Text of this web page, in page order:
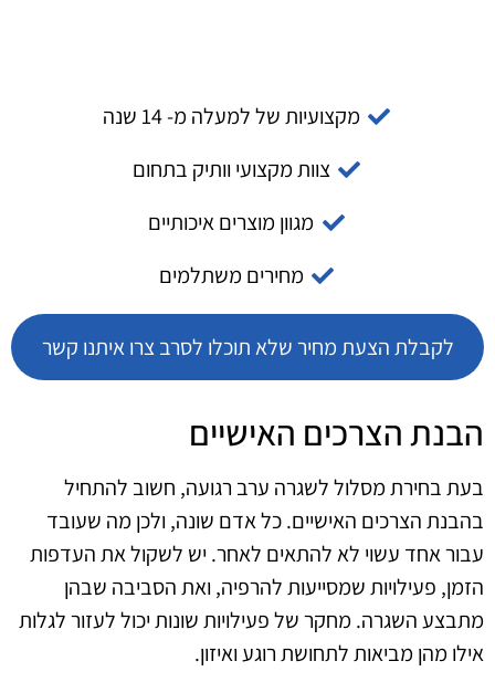
מקצועיות של למעלה מ- 14 שנה
צוות מקצועי וותיק בתחום
מגוון מוצרים איכותיים
מחירים משתלמים
לקבלת הצעת מחיר שלא תוכלו לסרב צרו איתנו קשר
הבנת הצרכים האישיים
בעת בחירת מסלול לשגרה ערב רגועה, חשוב להתחיל
בהבנת הצרכים האישיים. כל אדם שונה, ולכן מה שעובד
עבור אחד עשוי לא להתאים לאחר. יש לשקול את העדפות
הזמן, פעילויות שמסייעות להרפיה, ואת הסביבה שבהן
מתבצע השגרה. מחקר של פעילויות שונות יכול לעזור לגלות
אילו מהן מביאות לתחושת רוגע ואיזון.